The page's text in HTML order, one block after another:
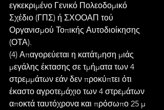
εγκεκριμένο Γενικό Πολεοδομικό
Σχέδιο (ΓΠΣ) ή ΣΧΟΟΑΠ τού
Οργανισμού Τοπικής Αυτοδιοίκησης
(ΟΤΑ).
(4) Απαγορεύεται η κατάτμηση μιάς
μεγάλης έκτασης σε τμήματα των 4
στρεμμάτων εάν δεν προκύπτει ότι
έκαστο αγροτεμάχιο των 4 στρεμάτων
αποκτά ταυτόχρονα και πρόσωπο 25 μ